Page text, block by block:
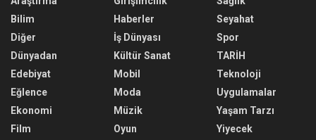
Bilim
Diğer
Dünyadan
Edebiyat
Eğlence
Ekonomi
Film
Haberler
İş Dünyası
Kültür Sanat
Mobil
Moda
Müzik
Oyun
Seyahat
Spor
TARİH
Teknoloji
Uygulamalar
Yaşam Tarzı
Yiyecek